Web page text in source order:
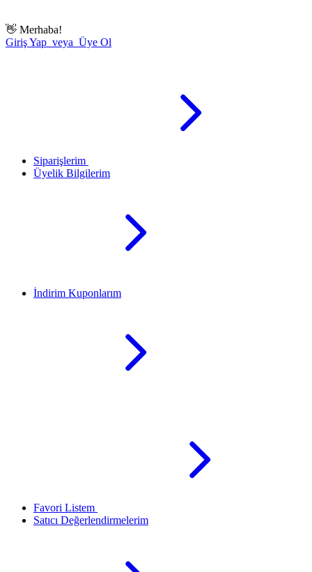
👋 Merhaba!
Giriş Yap veya Üye Ol
Siparişlerim
Üyelik Bilgilerim
İndirim Kuponlarım
Favori Listem
Satıcı Değerlendirmelerim